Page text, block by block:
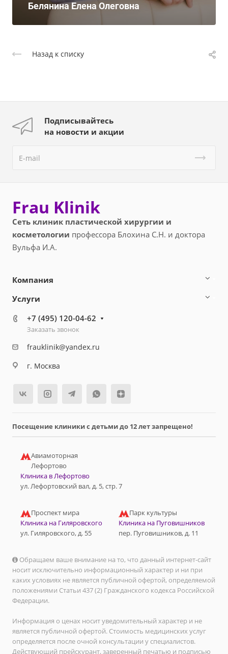
Белянина Елена Олеговна
Назад к списку
Подписывайтесь
на новости и акции
Frau Klinik
Сеть клиник пластической хирургии и
косметологии профессора Блохина С.Н. и доктора
Вульфа И.А.
Компания
Услуги
+7 (495) 120-04-62
Заказать звонок
frauklinik@yandex.ru
г. Москва
Посещение клиники с детьми до 12 лет запрещено!
Авиамоторная
Лефортово
Клиника в Лефортово
ул. Лефортовский вал, д. 5, стр. 7
Проспект мира
Клиника на Гиляровского
ул. Гиляровского, д. 55
Парк культуры
Клиника на Пуговишников
пер. Пуговишников, д. 11
Обращаем ваше внимание на то, что данный интернет-сайт
носит исключительно информационный характер и ни при
каких условиях не является публичной офертой, определяемой
положениями Статьи 437 (2) Гражданского кодекса Российской
Федерации.
Информация о ценах носит уведомительный характер и не
является публичной офертой. Стоимость медицинских услуг
определяется после очной консультации у специалистов.
Действующий прейскурант, заверенный печатью и подписью